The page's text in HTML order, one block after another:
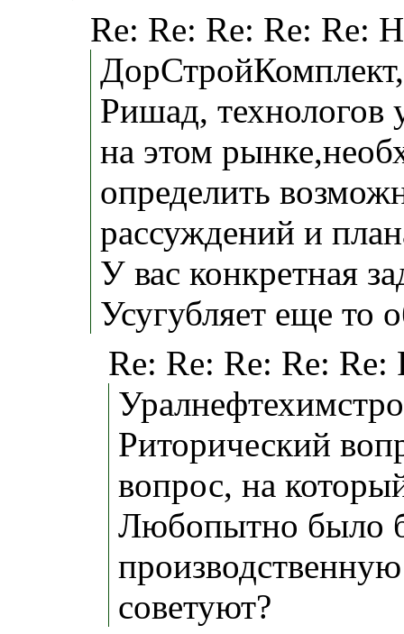
Re: Re: Re: Re: Re:
Ришад, технологов
на этом
определить
рассуждений и
У вас конкретная
Усугубляет еще то
Re: Re: Re: Re: Re:
Риторический
вопрос, на
Любопытно было
советуют?